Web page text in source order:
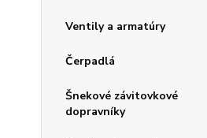
Ventily a armatúry
Čerpadlá
Šnekové závitovkové
dopravníky